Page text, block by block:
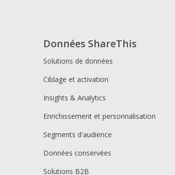
Données ShareThis
Solutions de données
Ciblage et activation
Insights & Analytics
Enrichissement et personnalisation
Segments d'audience
Données conservées
Solutions B2B